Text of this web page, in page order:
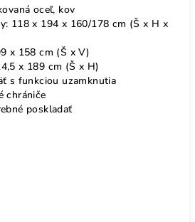
oceľ, kov
118 x 194 x 160/178 cm (Š x H x
x 158 cm (Š x V)
x 189 cm (Š x H)
s funkciou uzamknutia
chrániče
poskladať